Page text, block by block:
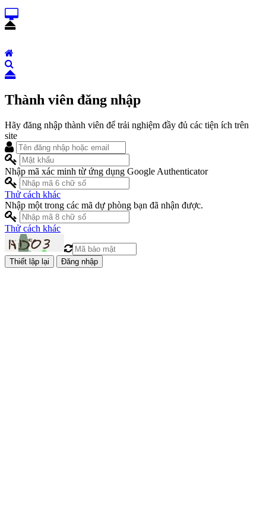
Thành viên đăng nhập
Hãy đăng nhập thành viên để trải nghiệm đầy đủ các tiện ích trên
site
Nhập mã xác minh từ ứng dụng Google Authenticator
Thử cách khác
Nhập một trong các mã dự phòng bạn đã nhận được.
Thử cách khác
Đăng nhập